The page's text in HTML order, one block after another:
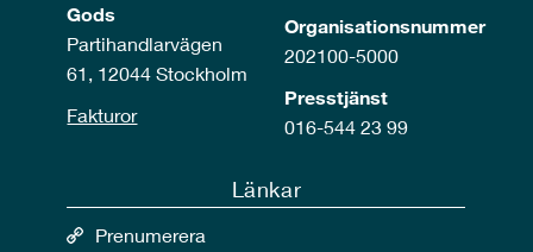
Gods
Partihandlarvägen
61, 12044 Stockholm
Fakturor
Organisationsnummer
202100-5000
Presstjänst
016-544 23 99
Länkar
Prenumerera